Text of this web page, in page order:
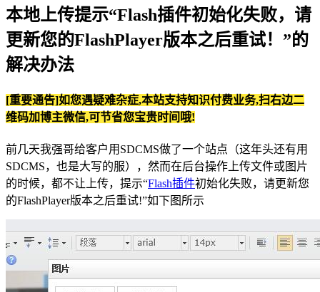
本地上传提示“Flash插件初始化失败，请
更新您的FlashPlayer版本之后重试！”的
解决办法
[重要通告]如您遇疑难杂症,本站支持知识付费业务,扫右边二
维码加博主微信,可节省您宝贵时间哦!
前几天我强哥给客户用SDCMS做了一个站点（这年头还有用
SDCMS，也是大写的服），然而在后台操作上传文件或图片
的时候，都不让上传，提示“Flash插件初始化失败，请更新您
的FlashPlayer版本之后重试!”如下图所示